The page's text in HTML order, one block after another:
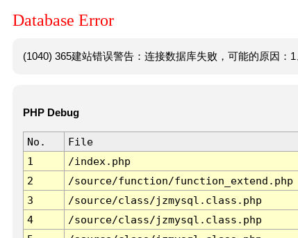
Database Error
(1040) 365建站错误警告：连接数据库失败，可能的原因：
PHP Debug
No. File
1
/index.php
2
/source/function/function_extend.php
3
/source/class/jzmysql.class.php
4
/source/class/jzmysql.class.php